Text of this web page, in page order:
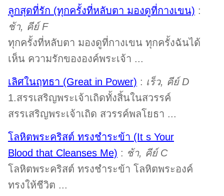
ลูกสุดที่รัก (ทุกครั้งที่หลับตา มองดูที่กางเขน) :
ช้า, คีย์ F
ทุกครั้งที่หลับตา มองดูที่กางเขน ทุกครั้งฉันได้
เห็น ความรักขององค์พระเจ้า ...
เลิศในฤทธา (Great in Power) : เร็ว, คีย์ D
1.สรรเสริญพระเจ้าเถิดทั้งสิ้นในสวรรค์
สรรเสริญพระเจ้าเถิด สวรรค์พลโยธา ...
โลหิตพระคริสต์ ทรงชำระข้า (It s Your
Blood that Cleanses Me) : ช้า, คีย์ C
โลหิตพระคริสต์ ทรงชำระข้า โลหิตพระองค์
ทรงให้ชีวิต ...